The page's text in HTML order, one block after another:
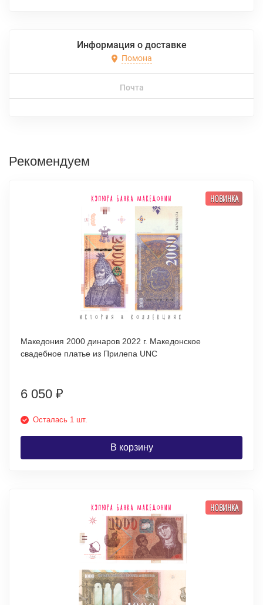
Информация о доставке
Помона
Почта
Рекомендуем
НОВИНКА
Македония 2000 динаров 2022 г. Македонское
свадебное платье из Прилепа UNC
6 050 ₽
Осталась 1 шт.
В корзину
НОВИНКА